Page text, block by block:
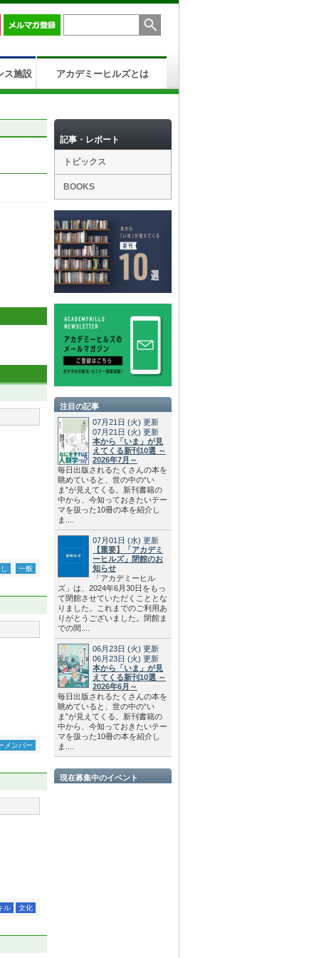
ス施設 アカデミーヒルズとは
一般
メンバー
ル 文化
記事・レポート
トピックス
BOOKS
注目の記事
07月21日 (火) 更新
07月21日 (火) 更新
本から「いま」が見
えてくる新刊10選 ～
2026年7月～
毎日出版されるたくさんの本を
眺めていると、世の中の“い
ま”が見えてくる。新刊書籍の
中から、今知っておきたいテー
マを扱った10冊の本を紹介し
ま....
07月01日 (水) 更新
【重要】「アカデミ
ーヒルズ」閉館のお
知らせ
「アカデミーヒル
ズ」は、2024年6月30日をもっ
て閉館させていただくこととな
りました。これまでのご利用あ
りがとうございました。閉館ま
での間....
06月23日 (火) 更新
06月23日 (火) 更新
本から「いま」が見
えてくる新刊10選 ～
2026年6月～
毎日出版されるたくさんの本を
眺めていると、世の中の“い
ま”が見えてくる。新刊書籍の
中から、今知っておきたいテー
マを扱った10冊の本を紹介し
ま....
現在募集中のイベント